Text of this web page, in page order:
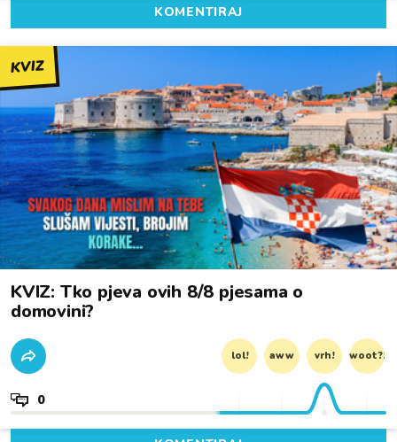
KOMENTIRAJ
KVIZ
KVIZ: Tko pjeva ovih 8/8 pjesama o
domovini?
lol! aww vrh! woot?!
0